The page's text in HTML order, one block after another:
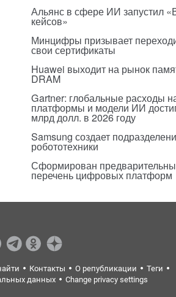
Альянс в сфере ИИ запустил
кейсов»
Минцифры призывает
свои сертификаты
Huawei выходит на рынок
DRAM
Gartner: глобальные расходы
платформы и модели ИИ
млрд долл. в 2026 году
Samsung создает
робототехники
Сформирован
перечень цифровых платформ
Контакты О републикации
Теги
данных Change privacy settings